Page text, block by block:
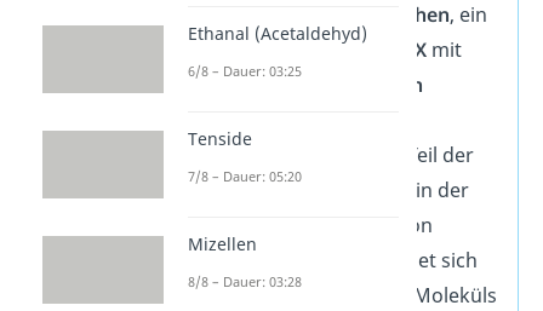
elektronenreiches Teilchen, ein
organisches Molekül R-X mit
einer stark polarisierten
der elektro-negativere Teil der
angegriffenen Bindung in der
nucleophilen Substitution
und es bildet sich
eineneue Bindung
des Moleküls
Ethanal (Acetaldehyd)
6/8 – Dauer: 03:25
Tenside
7/8 – Dauer: 05:20
Mizellen
8/8 – Dauer: 03:28